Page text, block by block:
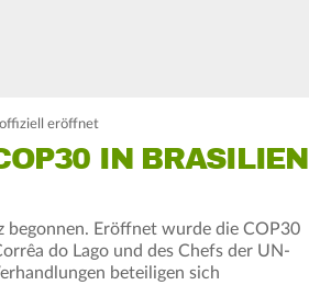
eröffnet
IN BRASILIEN
begonnen. Eröffnet wurde die COP30
do Lago und des Chefs der UN-
beteiligen sich